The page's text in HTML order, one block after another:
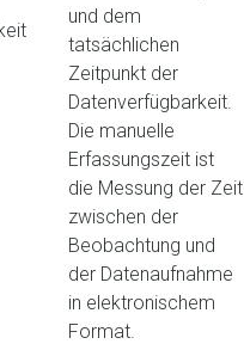
und dem
tatsächlichen
Zeitpunkt der
Datenverfügbarkeit.
Die manuelle
Erfassungszeit ist
die Messung der Zeit
zwischen der
Beobachtung und
der Datenaufnahme
in elektronischem
Format.